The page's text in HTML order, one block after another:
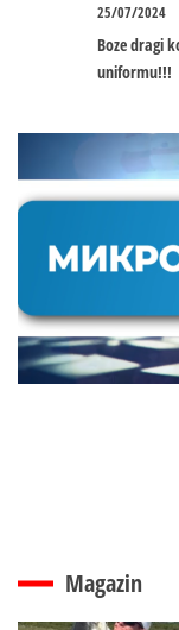
25/07/2024
Boze dragi
uniformu!!!
Magazin